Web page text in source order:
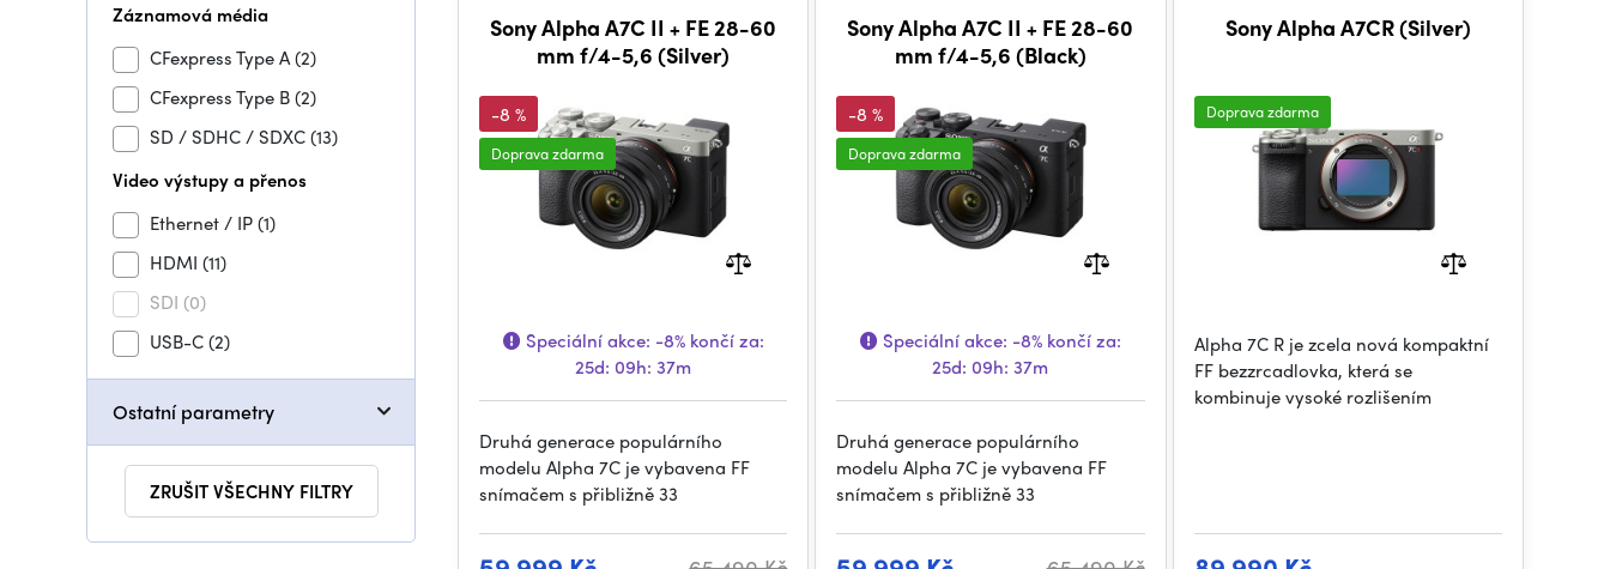
Záznamová média
CFexpress Type A(2)
CFexpress Type B(2)
SD / SDHC / SDXC(13)
Video výstupy a přenos
Ethernet / IP(1)
HDMI (11)
SDI (0)
USB-C(2)
Ostatní parametry
ZRUŠIT VŠECHNY FILTRY
Sony Alpha A7C II + FE 28-60
mm f/4-5,6 (Silver)
-8 %
Doprava zdarma
Speciální akce: -8%končí za:
25d: 09h: 37m
Druhá generace populárního
modelu Alpha 7C je vybavena FF
snímačem s přibližně 33
Sony Alpha A7C II + FE 28-60
mm f/4-5,6 (Black)
-8 %
Doprava zdarma
Speciální akce: -8%končí za:
25d: 09h: 37m
Druhá generace populárního
modelu Alpha 7C je vybavena FF
snímačem s přibližně 33
Sony Alpha A7CR (Silver)
Doprava zdarma
Alpha 7C R je zcela nová kompaktní
FF bezzrcadlovka, která se
kombinuje vysoké rozlišením